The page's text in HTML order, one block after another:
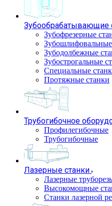
Зубообрабатывающие
Зубофрезерные
Зубодолбежные
Зубострогальные
Специальные
Протяжные станки
Трубогибочное
Профилегибочные
Трубогибочные
Лазерные станки
Лазерные
Высокомощные
Станки лазерной